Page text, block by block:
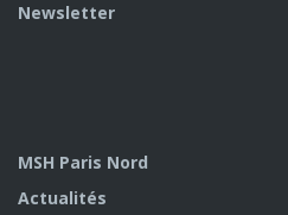
Newsletter
MSH Paris Nord
Actualités